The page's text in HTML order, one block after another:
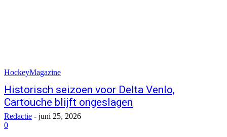
HockeyMagazine
Historisch seizoen voor Delta Venlo,
Cartouche blijft ongeslagen
Redactie - juni 25, 2026
0